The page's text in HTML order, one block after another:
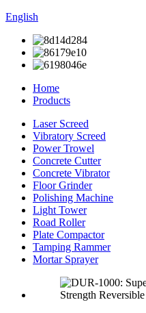
English
Home
Products
Laser Screed
Vibratory Screed
Power Trowel
Concrete Cutter
Concrete Vibrator
Floor Grinder
Polishing Machine
Light Tower
Road Roller
Plate Compactor
Tamping Rammer
Mortar Sprayer